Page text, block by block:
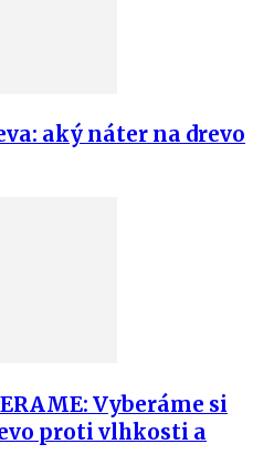
aký náter na drevo
Vyberáme si
proti vlhkosti a